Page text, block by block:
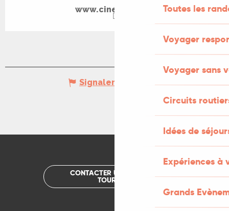
Toutes les
Voyager
Voyager sans
Circuits
Idées de
Expériences à
Grands
www.cine-lot.com
Signaler une erreur
CONTACTER UN OFFICE DE
TOURISME